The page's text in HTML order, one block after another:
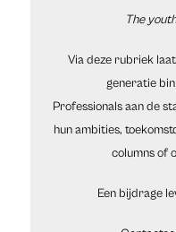
The
Via deze rubriek
generatie
Professionals aan de
hun ambities,
columns of
Een bijdrage